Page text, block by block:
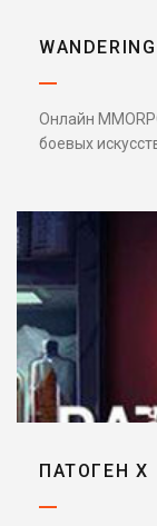
Онлайн
боевых
ПАТОГЕН Х